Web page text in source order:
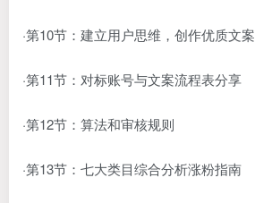
·第10节：建立用户思维，创作优质文案
·第11节：对标账号与文案流程表分享
·第12节：算法和审核规则
·第13节：七大类目综合分析涨粉指南